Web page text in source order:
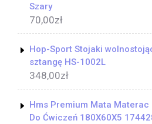
Szary
70,00zł
Hop-Sport Stojaki
sztangę HS-1002L
348,00zł
Hms Premium Mata Materac
Do Ćwiczeń 180X60X5